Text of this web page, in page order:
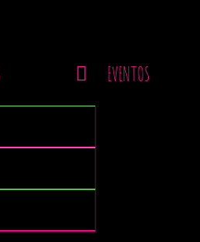
EVENTOS